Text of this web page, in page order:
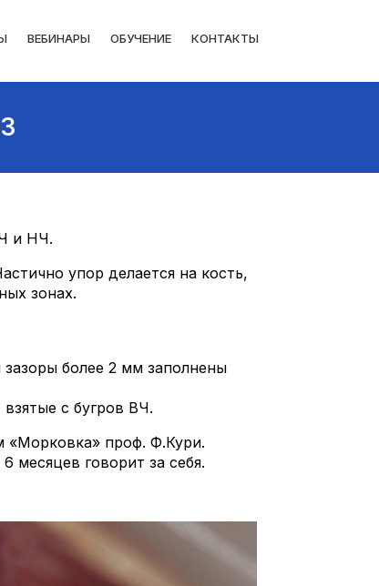
ВЕБИНАРЫ ОБУЧЕНИЕ КОНТАКТЫ
и НЧ.
упор делается на кость,
зонах.
более 2 мм заполнены
с бугров ВЧ.
«Морковка» проф. Ф.Кури.
месяцев говорит за себя.